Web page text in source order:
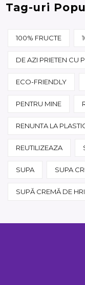
Tag-uri
100% FRUCTE
DE AZI PRIETEN CU
ECO-FRIENDLY
PENTRU MINE
RENUNTA LA
REUTILIZEAZA
SUPA SUPA
SUPĂ CREMĂ DE